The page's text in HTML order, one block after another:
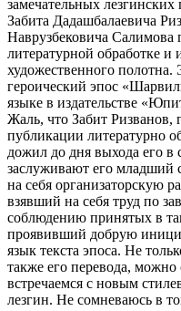
замечательных
Забита Дадашбалаевича
Наврузбековича Салимова
литературной обработке и
художественного
героический эпос
языке в издательстве
Жаль, что Забит Ризванов,
публикации литературно
дожил до дня выхода его в
заслуживают его младший
на себя организаторскую
взявший на себя труд по
соблюдению принятых в
проявивший добрую
язык текста эпоса. Не
также его перевода,
встречаемся с новым
лезгин. Не сомневаюсь в